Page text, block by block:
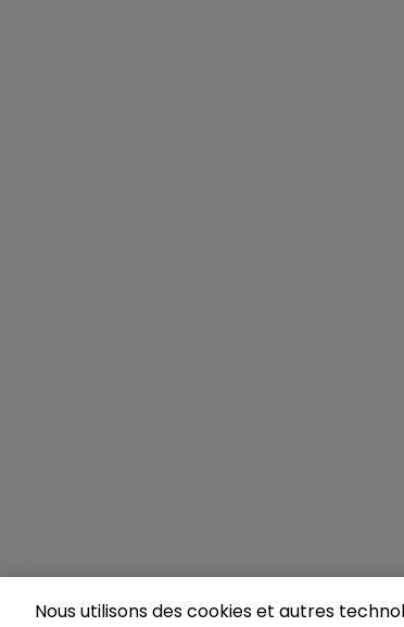
Nous utilisons des cookies et autres